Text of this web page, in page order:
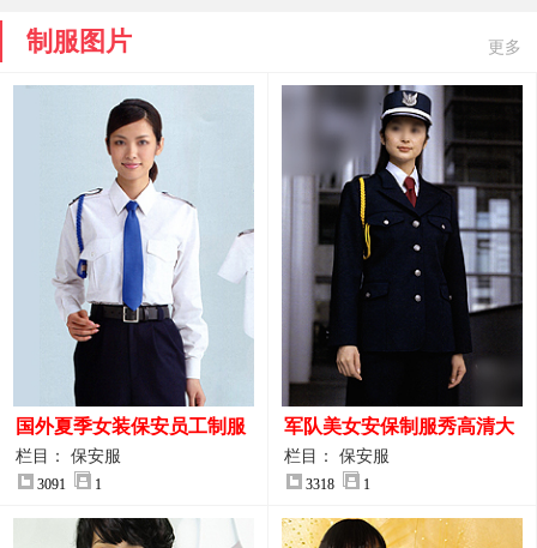
制服图片 更多
国外夏季女装保安员工制服
装大图
栏目： 保安服
3091 1
军队美女安保制服秀高清大
图
栏目： 保安服
3318 1